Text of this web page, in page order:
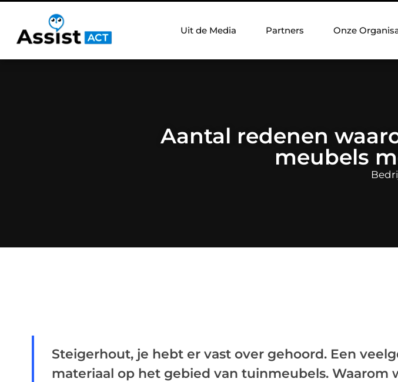
Uit de Media Partners Onze
Aantal redenen
meubels
Steigerhout, je hebt er vast over gehoord. Een
materiaal op het gebied van tuinmeubels. Waarom